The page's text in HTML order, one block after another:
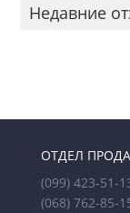
Недавние
ОТДЕЛ
(099) 423-51-
(068) 762-85-